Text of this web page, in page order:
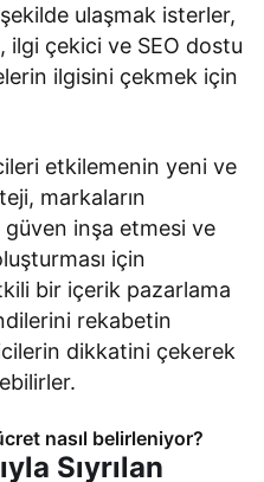
ulaşmak isterler,
ilgi çekici ve SEO dostu
ilgisini çekmek için
etkilemenin yeni ve
markaların
inşa etmesi ve
için
bir içerik pazarlama
rekabetin
dikkatini çekerek
nasıl belirleniyor?
Sıyrılan